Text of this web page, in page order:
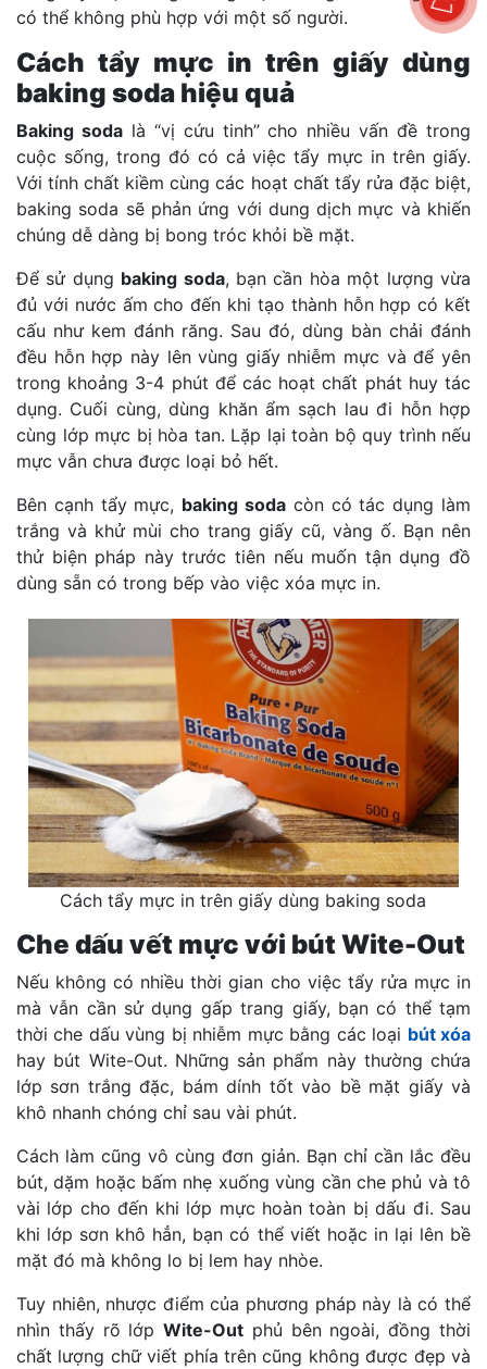
có thể không phù hợp với một số người.
Cách tẩy mực in trên giấy dùng
baking soda hiệu quả
Baking sodalà “vị cứu tinh” cho nhiều vấn đề trong
cuộc sống, trong đó có cả việc tẩy mực in trên giấy.
Với tính chất kiềm cùng các hoạt chất tẩy rửa đặc biệt,
baking soda sẽ phản ứng với dung dịch mực và khiến
chúng dễ dàng bị bong tróc khỏi bề mặt.
Để sử dụng baking soda, bạn cần hòa một lượng vừa
đủ với nước ấm cho đến khi tạo thành hỗn hợp có kết
cấu như kem đánh răng. Sau đó, dùng bàn chải đánh
đều hỗn hợp này lên vùng giấy nhiễm mực và để yên
trong khoảng 3-4 phút để các hoạt chất phát huy tác
dụng. Cuối cùng, dùng khăn ẩm sạch lau đi hỗn hợp
cùng lớp mực bị hòa tan. Lặp lại toàn bộ quy trình nếu
mực vẫn chưa được loại bỏ hết.
Bên cạnh tẩy mực, baking soda còn có tác dụng làm
trắng và khử mùi cho trang giấy cũ, vàng ố. Bạn nên
thử biện pháp này trước tiên nếu muốn tận dụng đồ
dùng sẵn có trong bếp vào việc xóa mực in.
Cách tẩy mực in trên giấy dùng baking soda
Che dấu vết mực với bút Wite-Out
Nếu không có nhiều thời gian cho việc tẩy rửa mực in
mà vẫn cần sử dụng gấp trang giấy, bạn có thể tạm
thời che dấu vùng bị nhiễm mực bằng các loại bút xóa
hay bút Wite-Out. Những sản phẩm này thường chứa
lớp sơn trắng đặc, bám dính tốt vào bề mặt giấy và
khô nhanh chóng chỉ sau vài phút.
Cách làm cũng vô cùng đơn giản. Bạn chỉ cần lắc đều
bút, dặm hoặc bấm nhẹ xuống vùng cần che phủ và tô
vài lớp cho đến khi lớp mực hoàn toàn bị dấu đi. Sau
khi lớp sơn khô hẳn, bạn có thể viết hoặc in lại lên bề
mặt đó mà không lo bị lem hay nhòe.
Tuy nhiên, nhược điểm của phương pháp này là có thể
nhìn thấy rõ lớpWite-Out phủ bên ngoài, đồng thời
chất lượng chữ viết phía trên cũng không được đẹp và